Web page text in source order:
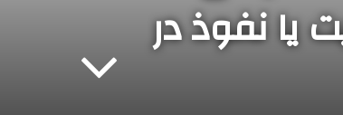
یا نفوذ در